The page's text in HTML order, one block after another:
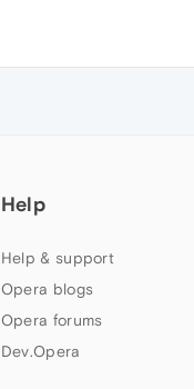
Help
Help & support
Opera blogs
Opera forums
Dev.Opera